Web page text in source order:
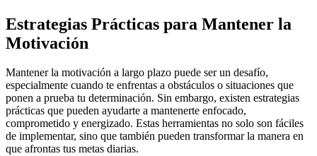
Estrategias Prácticas para Mantener la
Motivación
Mantener la motivación a largo plazo puede ser un desafío,
especialmente cuando te enfrentas a obstáculos o situaciones que
ponen a prueba tu determinación. Sin embargo, existen estrategias
prácticas que pueden ayudarte a mantenerte enfocado,
comprometido y energizado. Estas herramientas no solo son fáciles
de implementar, sino que también pueden transformar la manera en
que afrontas tus metas diarias.